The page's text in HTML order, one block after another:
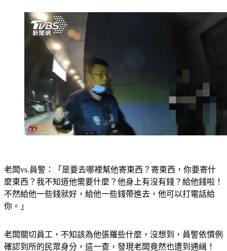
麼東西？我不知道他需要什麼？他身上有沒有錢？給他錢啦！
不然給他一些錢就好，給他一些錢帶進去，他可以打電話給
你。」
確認到所的民眾身分，這一查，發現老闆竟然也遭到通緝！